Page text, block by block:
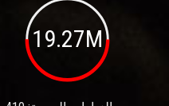
19.27M